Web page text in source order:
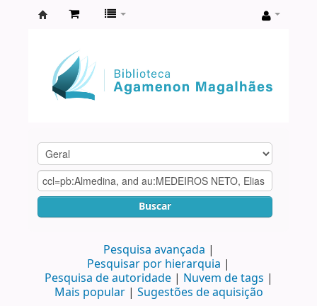
Agamenon
Magalhães
Buscar
Pesquisa avançada
Pesquisar por hierarquia
Pesquisa de autoridade
Nuvem de tags
Mais popular
Sugestões de aquisição